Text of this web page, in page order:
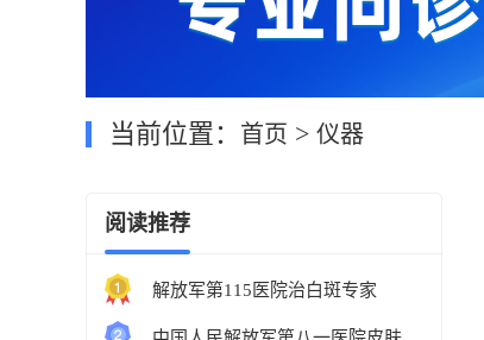
当前位置： 首页 > 仪器
阅读推荐
解放军第115医院治白斑专家